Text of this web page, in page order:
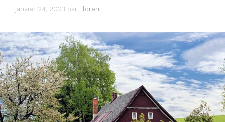
janvier 24, 2023 par Florent